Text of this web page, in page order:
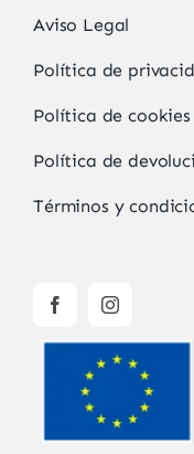
Aviso Legal
Política de
Política de cookies
Política de
Términos y